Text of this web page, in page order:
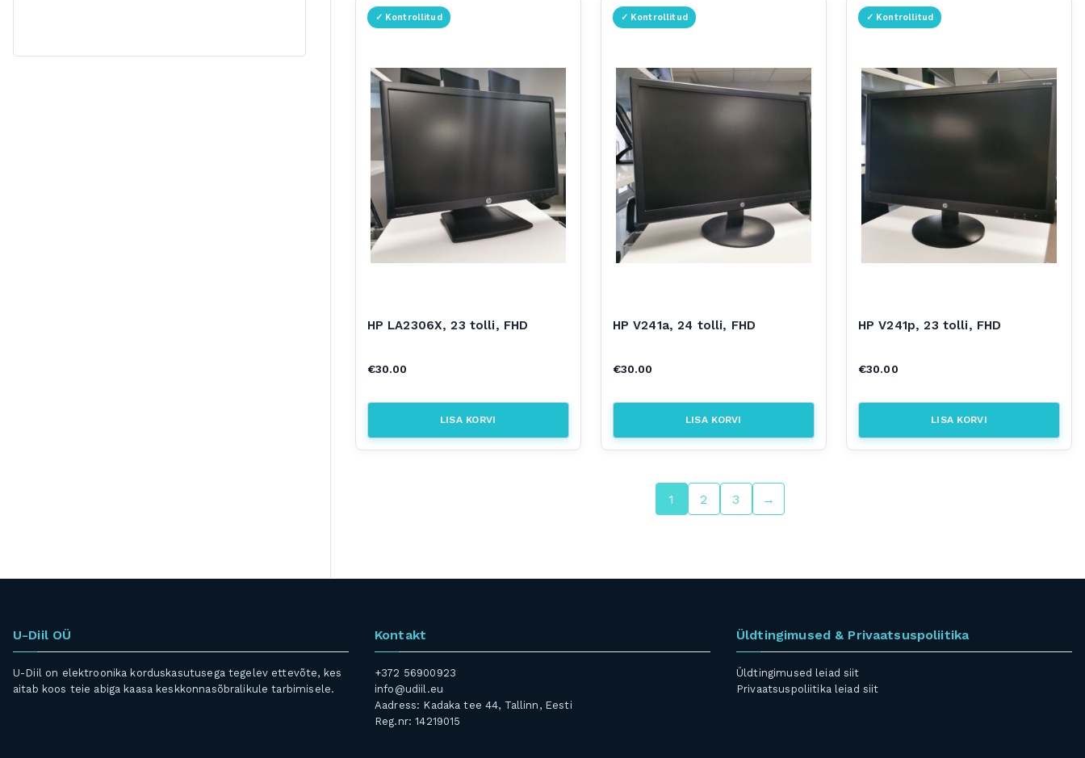
HP LA2306X, 23 tolli, FHD
€30.00
LISA KORVI
HP V241a, 24 tolli, FHD
€30.00
LISA KORVI
HP V241p, 23 tolli, FHD
€30.00
LISA KORVI
1 2 3 →
U-Diil OÜ
U-Diil on elektroonika korduskasutusega tegelev ettevõte, kes
aitab koos teie abiga kaasa keskkonnasõbralikule tarbimisele.
Kontakt
+372 56900923
info@udiil.eu
Aadress: Kadaka tee 44, Tallinn, Eesti
Reg.nr: 14219015
Üldtingimused & Privaatsuspoliitika
Üldtingimused leiad siit
Privaatsuspoliitika leiad siit